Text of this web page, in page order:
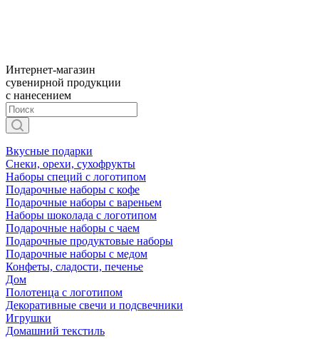
Интернет-магазин
сувенирной продукции
с нанесением
Вкусные подарки
Снеки, орехи, сухофрукты
Наборы специй с логотипом
Подарочные наборы с кофе
Подарочные наборы с вареньем
Наборы шоколада с логотипом
Подарочные наборы с чаем
Подарочные продуктовые наборы
Подарочные наборы с медом
Конфеты, сладости, печенье
Дом
Полотенца с логотипом
Декоративные свечи и подсвечники
Игрушки
Домашний текстиль